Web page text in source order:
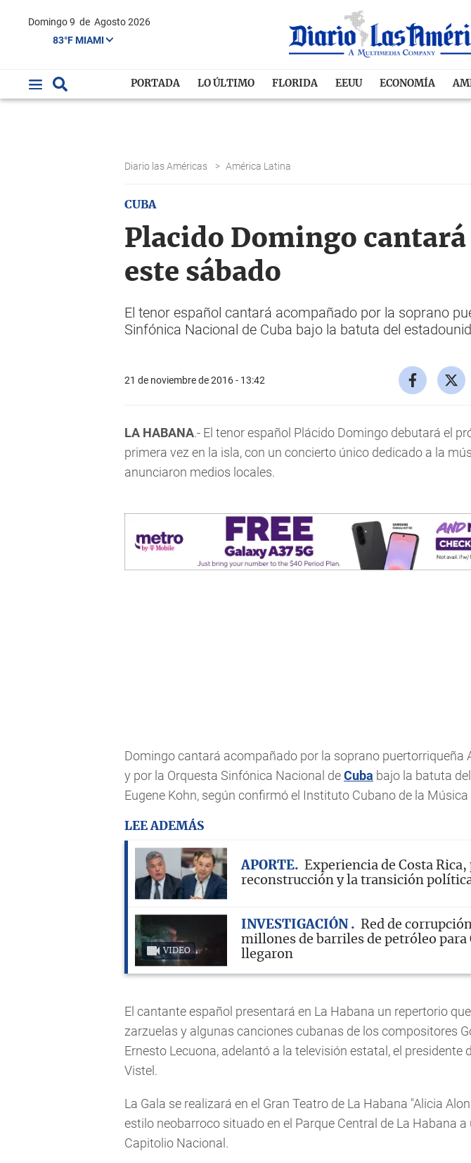
Domingo 9 de Agosto 2026
83°F MIAMI
PORTADA LO ÚLTIMO FLORIDA EEUU ECONOMÍA
Diario las Américas > América Latina
CUBA
Placido Domingo
este sábado
El tenor español cantará acompañado por la soprano
Sinfónica Nacional de Cuba bajo la batuta del
21 de noviembre de 2016 - 13:42
LA HABANA.- El tenor español Plácido Domingo debutará el
primera vez en la isla, con un concierto único dedicado a la
anunciaron medios locales.
Domingo cantará acompañado por la soprano puertorriqueña
y por la Orquesta Sinfónica Nacional deCuba bajo la batuta
Eugene Kohn, según confirmó el Instituto Cubano de la Música
LEE ADEMÁS
APORTE
Experiencia de Costa
reconstrucción y la transición política
VIDEO
INVESTIGACIÓN
Red de
millones de barriles de petróleo para
llegaron
El cantante español presentará en La Habana un repertorio
zarzuelas y algunas canciones cubanas de los compositores
Ernesto Lecuona, adelantó a la televisión estatal, el presidente
Vistel.
La Gala se realizará en el Gran Teatro de La Habana "Alicia
estilo neobarroco situado en el Parque Central de La Habana
Capitolio Nacional.